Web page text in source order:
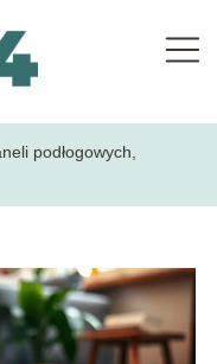
podłogowych,